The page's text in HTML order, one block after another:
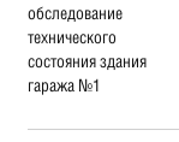
обследование
технического
состояния здания
гаража №1